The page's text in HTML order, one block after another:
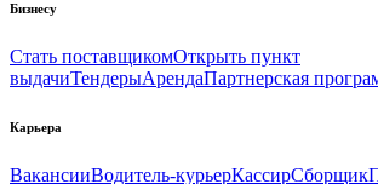
Бизнесу
Стать поставщикомОткрыть пункт
выдачиТендерыАрендаПартнерская
Карьера
ВакансииВодитель-курьерКассирСборщик